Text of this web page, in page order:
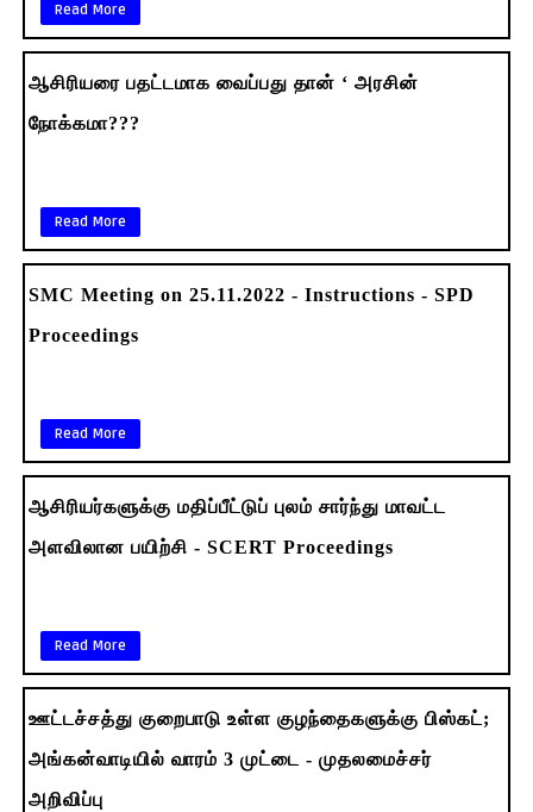
Read More
ஆசிரியரை பதட்டமாக வைப்பது தான் ‘ அரசின்
நோக்கமா???
Read More
SMC Meeting on 25.11.2022 - Instructions - SPD
Proceedings
Read More
ஆசிரியர்களுக்கு மதிப்பீட்டுப் புலம் சார்ந்து மாவட்ட
அளவிலான பயிற்சி - SCERT Proceedings
Read More
ஊட்டச்சத்து குறைபாடு உள்ள குழந்தைகளுக்கு பிஸ்கட்;
அங்கன்வாடியில் வாரம் 3 முட்டை - முதலமைச்சர்
அறிவிப்பு